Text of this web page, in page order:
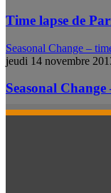
Time lapse de
Seasonal Change –
jeudi 14 novembre
Seasonal